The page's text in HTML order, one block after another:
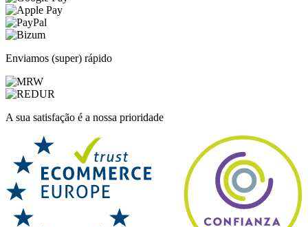
Enviamos (super) rápido
A sua satisfação é a nossa prioridade